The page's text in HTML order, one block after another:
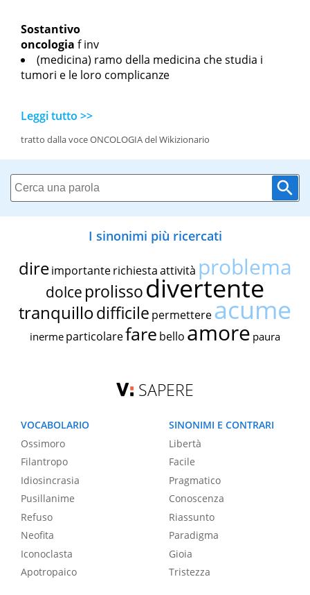
Sostantivo
oncologia f inv
(medicina) ramo della medicina che studia i
tumori e le loro complicanze
Leggi tutto >>
tratto dalla voce ONCOLOGIA del Wikizionario
I sinonimi più ricercati
dire importante richiestaattività problema
dolce prolissodivertente
tranquillodifficile permettereacume
inerme particolarefare bello amore paura
SAPERE
VOCABOLARIO
Ossimoro
Filantropo
Idiosincrasia
Pusillanime
Refuso
Neofita
Iconoclasta
Apotropaico
SINONIMI E CONTRARI
Libertà
Facile
Pragmatico
Conoscenza
Riassunto
Paradigma
Gioia
Tristezza